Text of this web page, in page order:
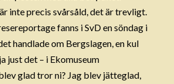
är inte precis svårsåld, det är trevligt.
fanns i SvD en söndag i
handlade om Bergslagen, en kul
just det – i Ekomuseum
glad tror ni? Jag blev jätteglad,